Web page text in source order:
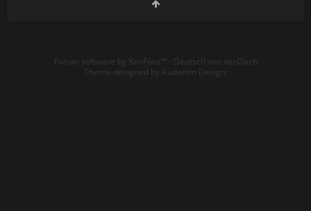
Forum software by XenForo™ - Deutsch von xenDach
Theme designed by Audentio Design.